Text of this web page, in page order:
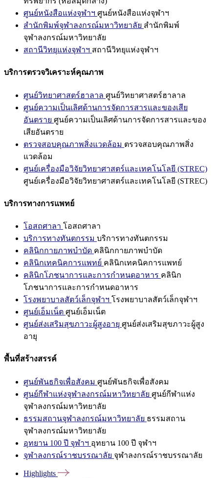
ศูนย์หนังสือแห่งจุฬาฯ ศูนย์หนังสือแห่งจุฬาฯ
สำนักพิมพ์จุฬาลงกรณ์มหาวิทยาลัย สำนักพิมพ์
จุฬาลงกรณ์มหาวิทยาลัย
สถานีวิทยุแห่งจุฬาฯ สถานีวิทยุแห่งจุฬาฯ
บริการตรวจวิเคราะห์คุณภาพ
ศูนย์วิทยาศาสตร์ฮาลาล ศูนย์วิทยาศาสตร์ฮาลาล
ศูนย์ความเป็นเลิศด้านการจัดการสารและของเสีย
อันตราย ศูนย์ความเป็นเลิศด้านการจัดการสารและของ
เสียอันตราย
ตรวจสอบคุณภาพสิ่งแวดล้อม ตรวจสอบคุณภาพสิ่ง
แวดล้อม
ศูนย์เครื่องมือวิจัยวิทยาศาสตร์และเทคโนโลยี (STREC)
ศูนย์เครื่องมือวิจัยวิทยาศาสตร์และเทคโนโลยี (STREC)
บริการทางการแพทย์
โอสถศาลา โอสถศาลา
บริการทางทันตกรรม บริการทางทันตกรรม
คลินิกกายภาพบำบัด คลินิกกายภาพบำบัด
คลินิกเทคนิคการแพทย์ คลินิกเทคนิคการแพทย์
คลินิกโภชนาการและการกำหนดอาหาร คลินิก
โภชนาการและการกำหนดอาหาร
โรงพยาบาลสัตว์เล็กจุฬาฯ โรงพยาบาลสัตว์เล็กจุฬาฯ
ศูนย์เอ็มเน็ต ศูนย์เอ็มเน็ต
ศูนย์ส่งเสริมสุขภาวะผู้สูงอายุ ศูนย์ส่งเสริมสุขภาวะผู้สูง
อายุ
พื้นที่สร้างสรรค์
ศูนย์พันธกิจเพื่อสังคม ศูนย์พันธกิจเพื่อสังคม
ศูนย์กีฬาแห่งจุฬาลงกรณ์มหาวิทยาลัย ศูนย์กีฬาแห่ง
จุฬาลงกรณ์มหาวิทยาลัย
ธรรมสถานจุฬาลงกรณ์มหาวิทยาลัย ธรรมสถาน
จุฬาลงกรณ์มหาวิทยาลัย
อุทยาน 100 ปี จุฬาฯ อุทยาน 100 ปี จุฬาฯ
จุฬาลงกรณ์ราชบรรณาลัย จุฬาลงกรณ์ราชบรรณาลัย
Highlights